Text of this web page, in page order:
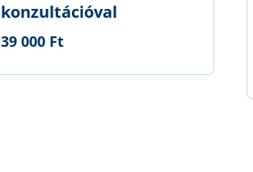
konzultációval
39 000 Ft